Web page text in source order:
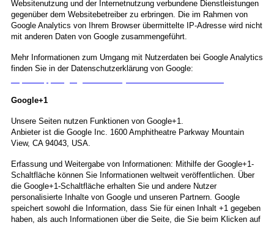
Websitenutzung und der Internetnutzung verbundene Dienstleistungen
gegenüber dem Websitebetreiber zu erbringen. Die im Rahmen von
Google Analytics von Ihrem Browser übermittelte IP-Adresse wird nicht
mit anderen Daten von Google zusammengeführt.
Mehr Informationen zum Umgang mit Nutzerdaten bei Google Analytics
finden Sie in der Datenschutzerklärung von Google:
Google+1
Unsere Seiten nutzen Funktionen von Google+1.
Anbieter ist die Google Inc. 1600 Amphitheatre Parkway Mountain
View, CA 94043, USA.
Erfassung und Weitergabe von Informationen: Mithilfe der Google+1-
Schaltfläche können Sie Informationen weltweit veröffentlichen. Über
die Google+1-Schaltfläche erhalten Sie und andere Nutzer
personalisierte Inhalte von Google und unseren Partnern. Google
speichert sowohl die Information, dass Sie für einen Inhalt +1 gegeben
haben, als auch Informationen über die Seite, die Sie beim Klicken auf